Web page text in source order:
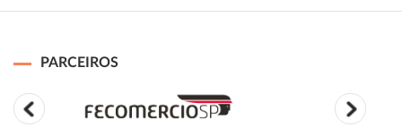
PARCEIROS